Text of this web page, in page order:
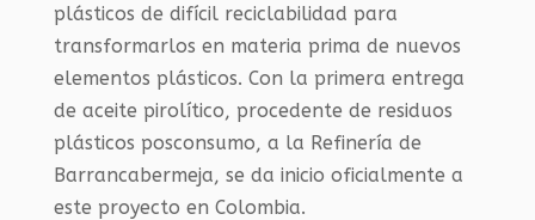
plásticos de difícil reciclabilidad para
transformarlos en materia prima de nuevos
elementos plásticos. Con la primera entrega
de aceite pirolítico, procedente de residuos
plásticos posconsumo, a la Refinería de
Barrancabermeja, se da inicio oficialmente a
este proyecto en Colombia.